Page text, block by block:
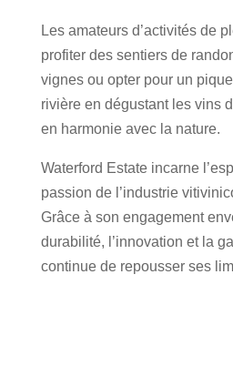
Les amateurs d’activités de
profiter des sentiers de
vignes ou opter pour un
rivière en dégustant les vins
en harmonie avec la nature.
Waterford Estate incarne
passion de l’industrie
Grâce à son engagement
durabilité, l’innovation et la
continue de repousser ses